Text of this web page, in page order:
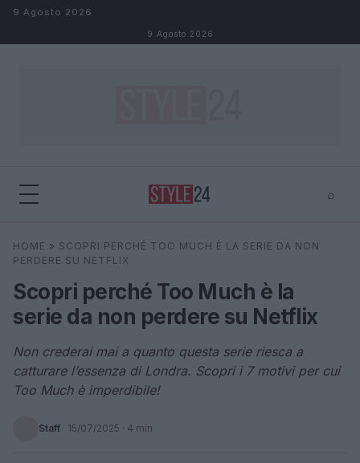
Salta al contenuto
9 Agosto 2026
9 Agosto 2026
⌕
Cerca ⌕
HOME » SCOPRI PERCHÉ TOO MUCH È LA SERIE DA NON
PERDERE SU NETFLIX
Scopri perché Too Much è la
serie da non perdere su Netflix
Non crederai mai a quanto questa serie riesca a
catturare l’essenza di Londra. Scopri i 7 motivi per cui
Too Much è imperdibile!
Staff · 15/07/2025 · 4 min